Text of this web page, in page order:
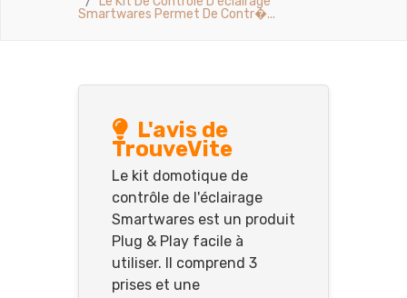
Smartwares Permet De Contr�...
L'avis de
TrouveVite
Le kit domotique de
contrôle de l'éclairage
Smartwares est un produit
Plug & Play facile à
utiliser. Il comprend 3
prises et une